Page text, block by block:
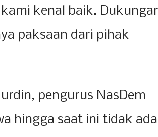
kenal baik.
paksaan dari pihak
pengurus NasDem
hingga saat ini tidak ada